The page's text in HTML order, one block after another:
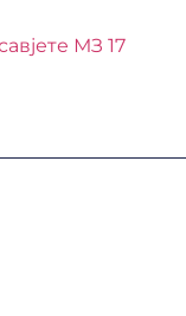
МЗ 17